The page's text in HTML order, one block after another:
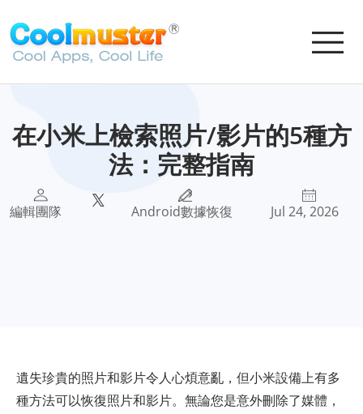
在小米上檢索照片/影片的5種方
法：完整指南
編輯團隊 Android數據恢復 Jul 24, 2026
遺失珍貴的照片和影片令人心煩意亂，但小米設備上有多
種方法可以恢復照片和影片。無論您是意外刪除了媒體，